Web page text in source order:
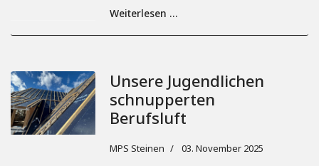
Weiterlesen …
Unsere Jugendlichen
schnupperten
Berufsluft
MPS Steinen 03. November 2025